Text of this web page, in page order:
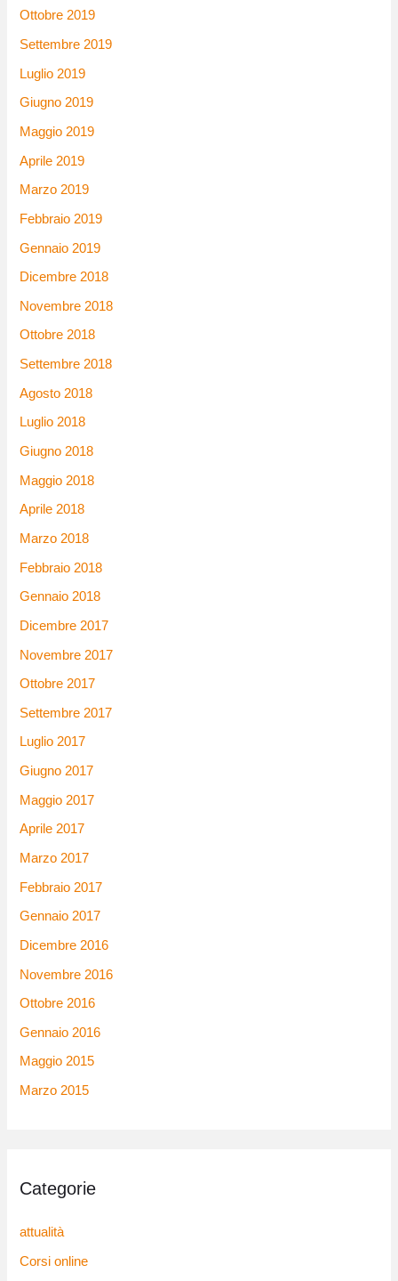
Ottobre 2019
Settembre 2019
Luglio 2019
Giugno 2019
Maggio 2019
Aprile 2019
Marzo 2019
Febbraio 2019
Gennaio 2019
Dicembre 2018
Novembre 2018
Ottobre 2018
Settembre 2018
Agosto 2018
Luglio 2018
Giugno 2018
Maggio 2018
Aprile 2018
Marzo 2018
Febbraio 2018
Gennaio 2018
Dicembre 2017
Novembre 2017
Ottobre 2017
Settembre 2017
Luglio 2017
Giugno 2017
Maggio 2017
Aprile 2017
Marzo 2017
Febbraio 2017
Gennaio 2017
Dicembre 2016
Novembre 2016
Ottobre 2016
Gennaio 2016
Maggio 2015
Marzo 2015
Categorie
attualità
Corsi online